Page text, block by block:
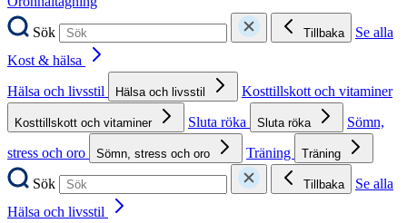
Sök
Tillbaka
Se alla
Kost & hälsa
Hälsa och livsstil
Hälsa och livsstil Kosttillskott och vitaminer
Kosttillskott och vitaminer Sluta röka Sluta röka
Sömn,
stress och oro
Sömn, stress och oro Träning Träning
Sök Tillbaka
Se alla
Hälsa och livsstil